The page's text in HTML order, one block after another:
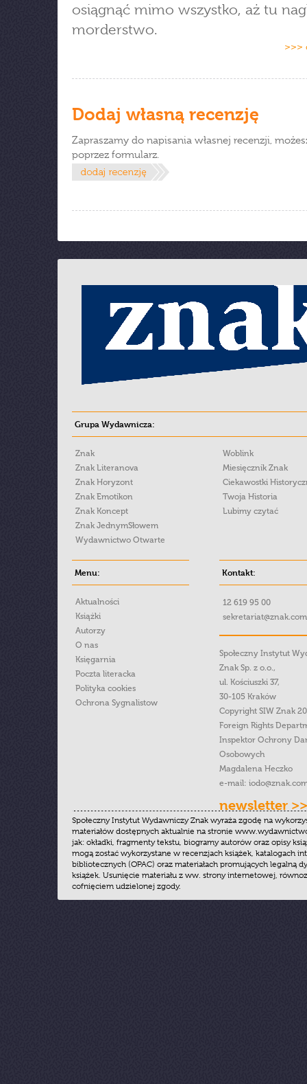
osiągnąć mimo wszystko, aż tu
morderstwo.
>>>
Dodaj własną recenzję
Zapraszamy do napisania własnej recenzji,
poprzez formularz.
Grupa Wydawnicza:
Znak
Znak Literanova
Znak Horyzont
Znak Emotikon
Znak Koncept
Znak JednymSłowem
Wydawnictwo Otwarte
Woblink
Miesięcznik Znak
Ciekawostki
Twoja Historia
Lubimy czytać
Menu:
Aktualności
Książki
Autorzy
O nas
Księgarnia
Poczta literacka
Polityka cookies
Ochrona Sygnalistow
Kontakt:
12 619 95 00
Społeczny Instytut
Znak Sp. z o.o.,
ul. Kościuszki 37,
30-105 Kraków
Copyright SIW Znak
Foreign Rights
Inspektor Ochrony
Osobowych
Magdalena Heczko
e-mail:
newsletter >>
Społeczny Instytut Wydawniczy Znak wyraża zgodę na
materiałów dostępnych aktualnie na stronie
jak: okładki, fragmenty tekstu, biogramy autorów oraz opisy
mogą zostać wykorzystane w recenzjach książek, katalogach
bibliotecznych (OPAC) oraz materiałach promujących legalną
książek. Usunięcie materiału z ww. strony internetowej,
cofnięciem udzielonej zgody.